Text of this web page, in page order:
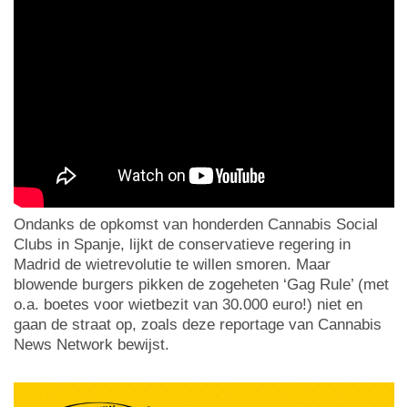
Ondanks de opkomst van honderden Cannabis Social
Clubs in Spanje, lijkt de conservatieve regering in
Madrid de wietrevolutie te willen smoren. Maar
blowende burgers pikken de zogeheten ‘Gag Rule’ (met
o.a. boetes voor wietbezit van 30.000 euro!) niet en
gaan de straat op, zoals deze reportage van Cannabis
News Network bewijst.